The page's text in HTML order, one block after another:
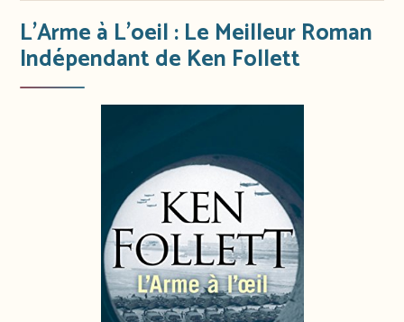
L’Arme à L’oeil : Le Meilleur Roman
Indépendant de Ken Follett